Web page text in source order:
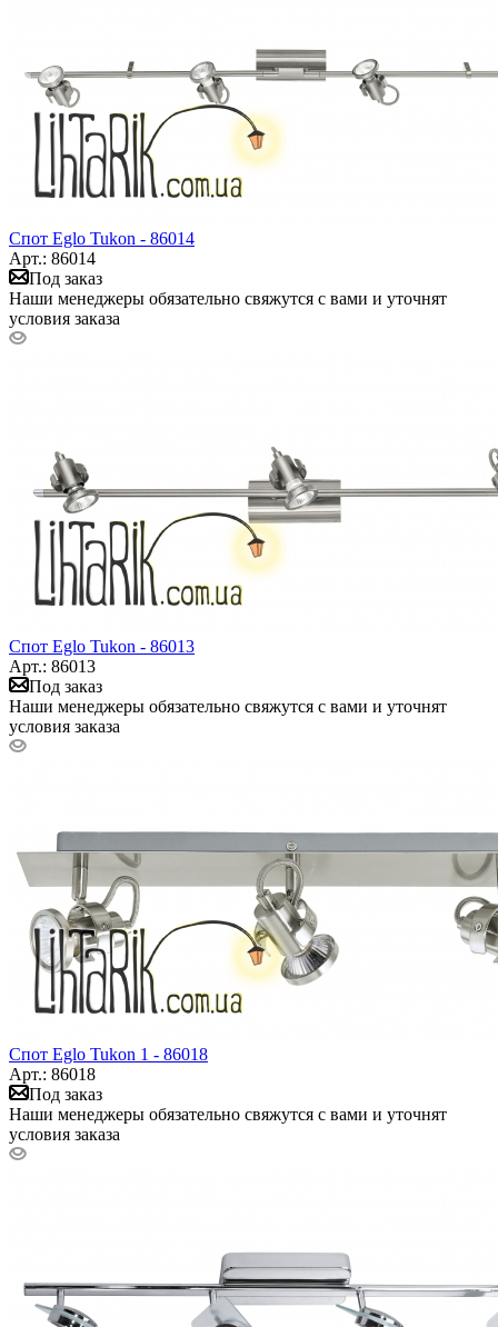
Спот Eglo Tukon - 86014
Арт.: 86014
Под заказ
Наши менеджеры обязательно свяжутся с вами и уточнят
условия заказа
Спот Eglo Tukon - 86013
Арт.: 86013
Под заказ
Наши менеджеры обязательно свяжутся с вами и уточнят
условия заказа
Спот Eglo Tukon 1 - 86018
Арт.: 86018
Под заказ
Наши менеджеры обязательно свяжутся с вами и уточнят
условия заказа